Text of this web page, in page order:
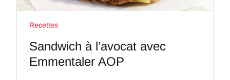
Recettes
Sandwich à l’avocat avec
Emmentaler AOP